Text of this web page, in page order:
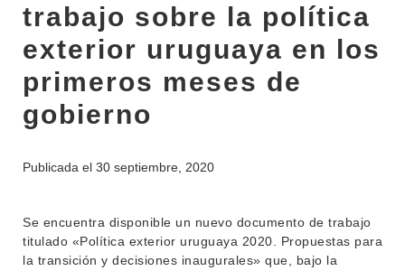
INSTITUCIONAL
trabajo sobre la política
exterior uruguaya en los
primeros meses de
gobierno
Publicada el 30 septiembre, 2020
Se encuentra disponible un nuevo documento de trabajo
titulado «Política exterior uruguaya 2020. Propuestas para
la transición y decisiones inaugurales» que, bajo la